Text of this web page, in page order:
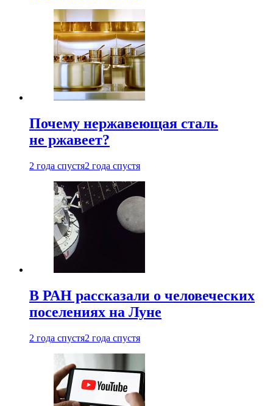
Почему нержавеющая сталь
не ржавеет?
2 года спустя2 года спустя
В РАН рассказали о человеческих
поселениях на Луне
2 года спустя2 года спустя